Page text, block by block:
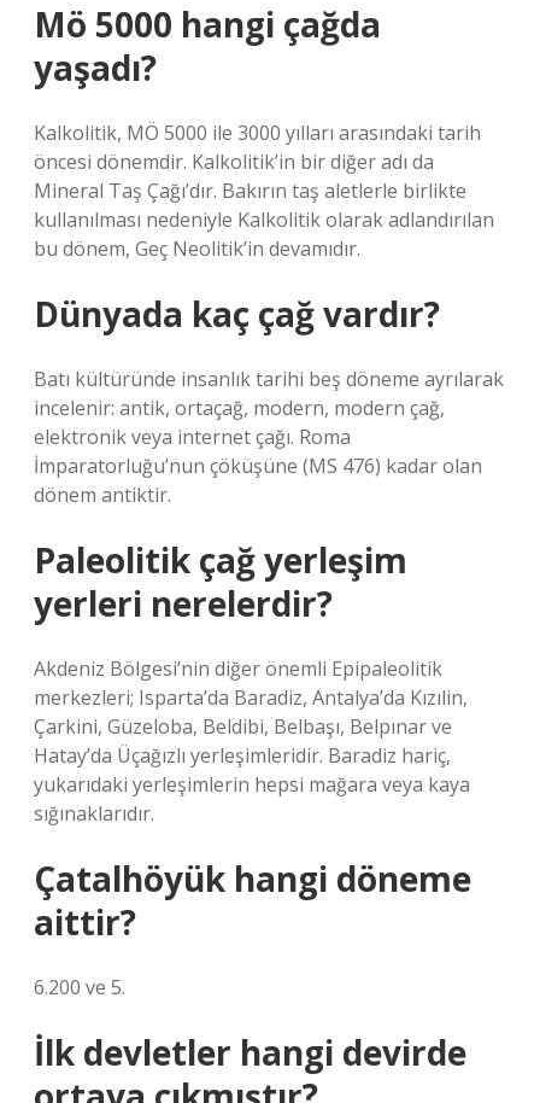
Mö 5000 hangi çağda
yaşadı?
Kalkolitik, MÖ 5000 ile 3000 yılları arasındaki tarih
öncesi dönemdir. Kalkolitik’in bir diğer adı da
Mineral Taş Çağı’dır. Bakırın taş aletlerle birlikte
kullanılması nedeniyle Kalkolitik olarak adlandırılan
bu dönem, Geç Neolitik’in devamıdır.
Dünyada kaç çağ vardır?
Batı kültüründe insanlık tarihi beş döneme ayrılarak
incelenir: antik, ortaçağ, modern, modern çağ,
elektronik veya internet çağı. Roma
İmparatorluğu’nun çöküşüne (MS 476) kadar olan
dönem antiktir.
Paleolitik çağ yerleşim
yerleri nerelerdir?
Akdeniz Bölgesi’nin diğer önemli Epipaleolitik
merkezleri; Isparta’da Baradiz, Antalya’da Kızılin,
Çarkini, Güzeloba, Beldibi, Belbaşı, Belpınar ve
Hatay’da Üçağızlı yerleşimleridir. Baradiz hariç,
yukarıdaki yerleşimlerin hepsi mağara veya kaya
sığınaklarıdır.
Çatalhöyük hangi döneme
aittir?
6.200 ve 5.
İlk devletler hangi devirde